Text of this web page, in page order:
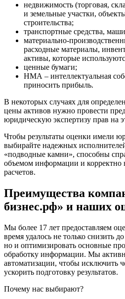
недвижимость (торговая,
и земельные участки,
строительства;
транспортные средства,
материально-
расходные материалы,
активы, которые
ценные бумаги;
НМА – интеллектуальная
приносить прибыль.
В некоторых случаях для
цены активов нужно провести
юридическую экспертизу прав на
Чтобы результаты оценки имели
выбирайте надежных
«подводные камни», способны
объемом информации и корректно
расчетов.
Преимущества
бизнес.рф» и наших
Мы более 17 лет предоставляем
время удалось не только снизить
но и оптимизировать основные
обработку информации. Мы
автоматизации, чтобы исключить
ускорить подготовку результатов.
Почему нас выбирают?
Ишим
Ишимбай
Йошкар-Ола
Казань
Калининград
Камбарка
Каменка
Каменск-Уральский
Каменск-Шахтинский
Камень-на-Оби
Камышин
Камышлов
Канаш
Кандалакша
Канск
Карачев
Карпинск
Касли
Каспийск
Кашира
Кемерово
Керчь
Кизляр
Кингисепп